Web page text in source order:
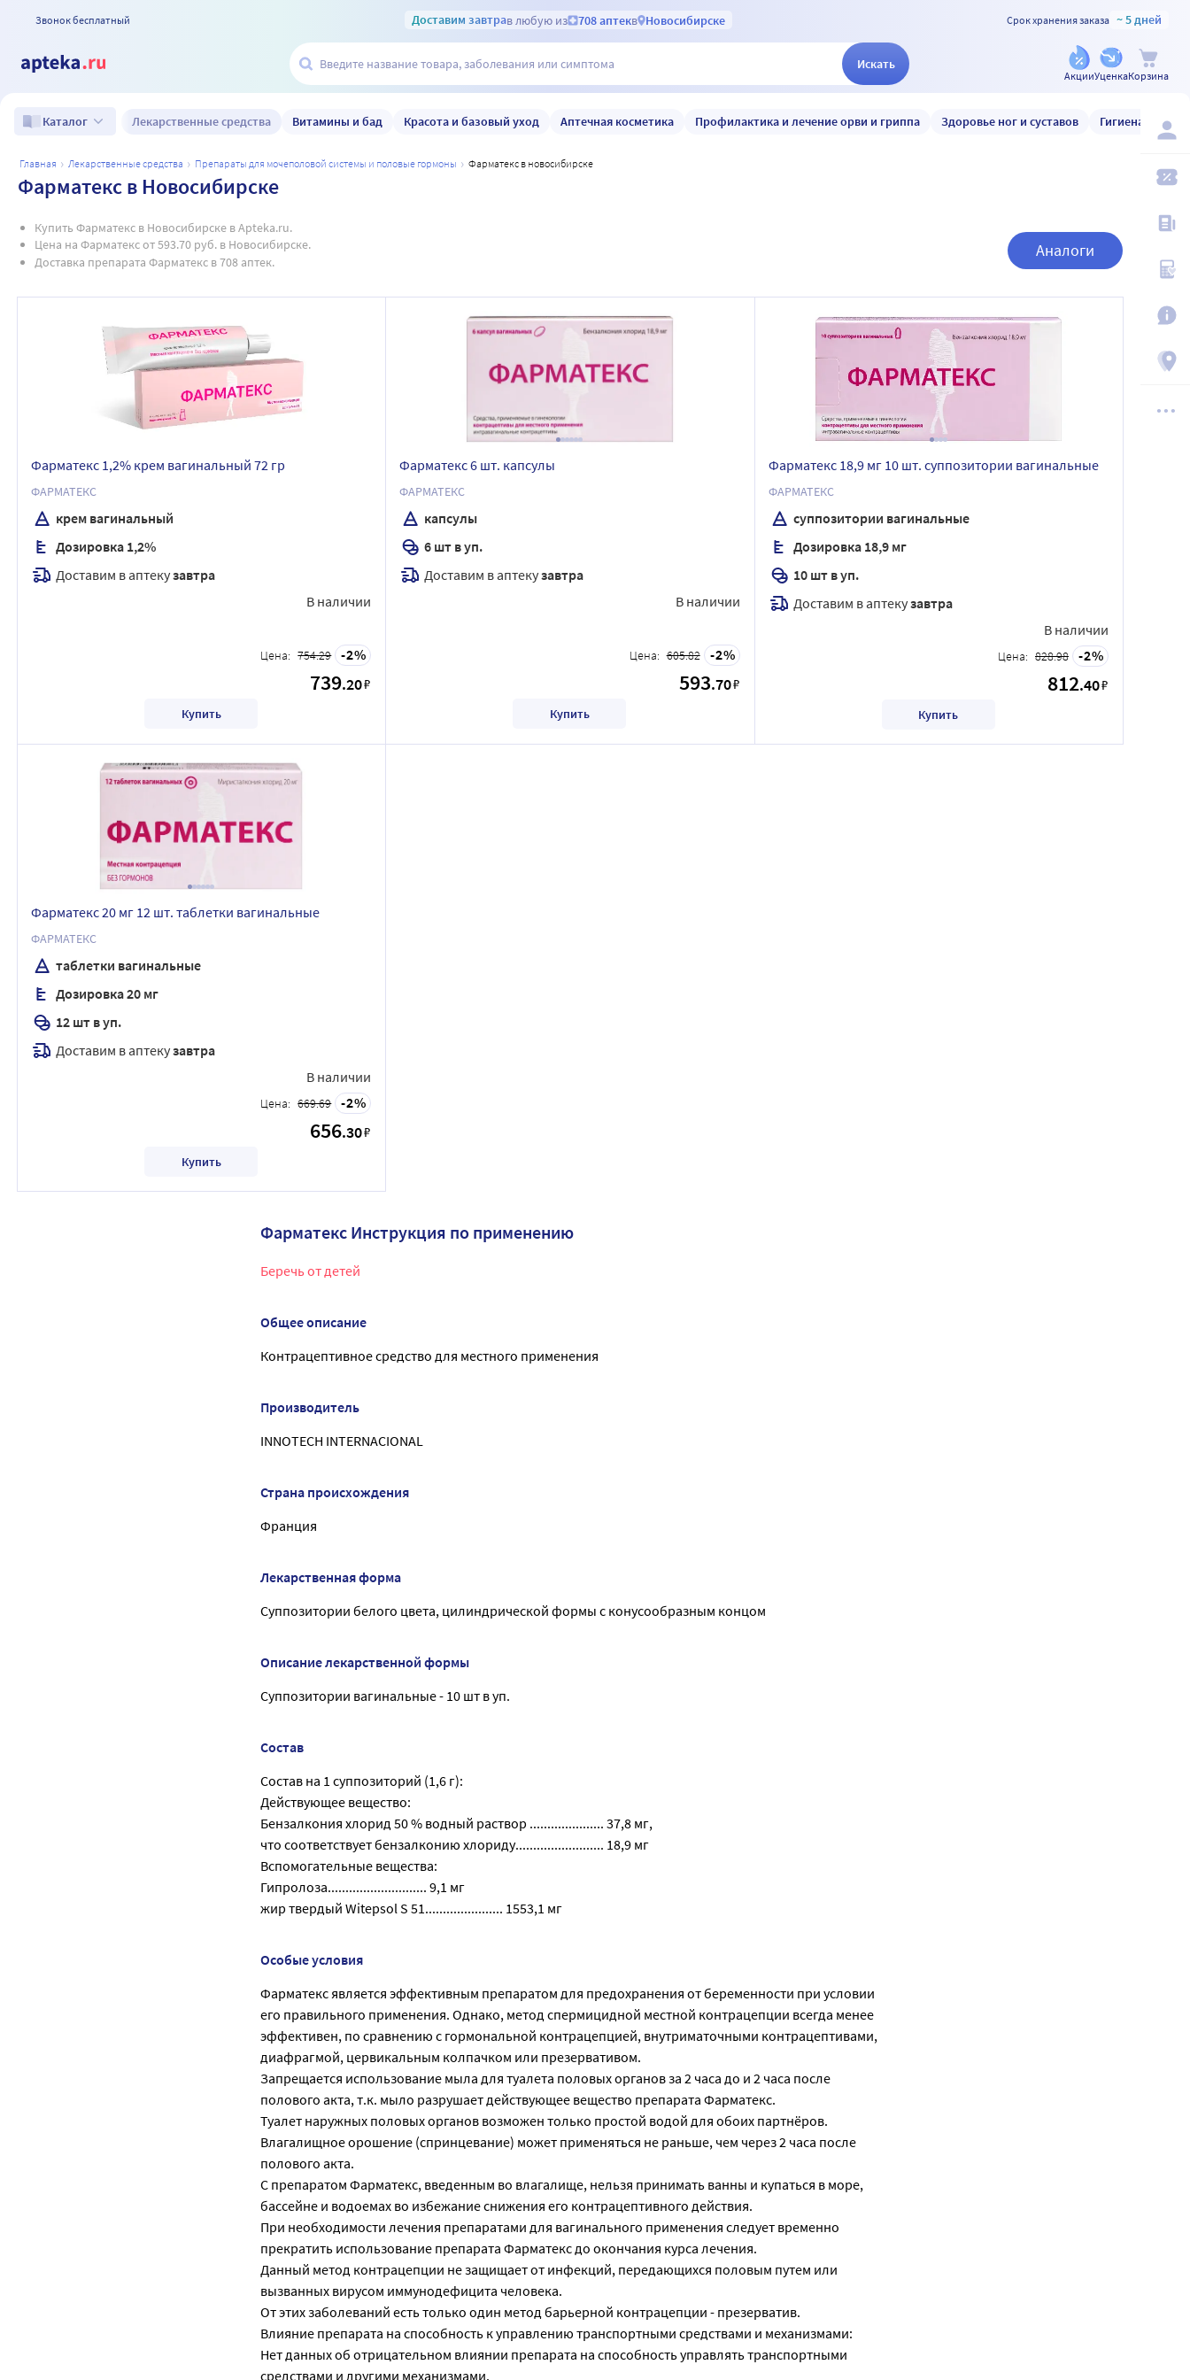
Звонок бесплатный Доставим завтрав любую из 708 аптекв Новосибирске Срок хранения заказа ~ 5 дней
Искать
АкцииУценкаКорзина
Каталог Лекарственные средства Витамины и бад Красота и базовый уход Аптечная косметика Профилактика и лечение орви и гриппа Здоровье ног и суставов Гигиена и уход
главная лекарственные средства препараты для мочеполовой системы и половые гормоны фарматекс в новосибирске
Фарматекс в Новосибирске
Купить Фарматекс в Новосибирске в Apteka.ru.
Цена на Фарматекс от 593.70 руб. в Новосибирске.
Доставка препарата Фарматекс в 708 аптек.
Аналоги
Фарматекс 1,2% крем вагинальный 72 гр
ФАРМАТЕКС
крем вагинальный
Дозировка 1,2%
Доставим в аптекузавтра
В наличии
Цена: 754.29 2
739.20₽
Купить
Фарматекс 6 шт. капсулы
ФАРМАТЕКС
капсулы
6 шт в уп.
Доставим в аптекузавтра
В наличии
Цена: 605.82 2
593.70₽
Купить
Фарматекс 18,9 мг 10 шт. суппозитории вагинальные
ФАРМАТЕКС
суппозитории вагинальные
Дозировка 18,9 мг
10 шт в уп.
Доставим в аптекузавтра
В наличии
Цена: 828.98 2
812.40₽
Купить
Фарматекс 20 мг 12 шт. таблетки вагинальные
ФАРМАТЕКС
таблетки вагинальные
Дозировка 20 мг
12 шт в уп.
Доставим в аптекузавтра
В наличии
Цена: 669.69 2
656.30₽
Купить
Фарматекс Инструкция по применению
Беречь от детей
Общее описание
Контрацептивное средство для местного применения
Производитель
INNOTECH INTERNACIONAL
Страна происхождения
Франция
Лекарственная форма
Суппозитории белого цвета, цилиндрической формы с конусообразным концом
Описание лекарственной формы
Суппозитории вагинальные - 10 шт в уп.
Состав
Состав на 1 суппозиторий (1,6 г):
Действующее вещество:
Бензалкония хлорид 50 % водный раствор ..................... 37,8 мг,
что соответствует бензалконию хлориду......................... 18,9 мг
Вспомогательные вещества:
Гипролоза............................ 9,1 мг
жир твердый Witepsol S 51...................... 1553,1 мг
Особые условия
Фарматекс является эффективным препаратом для предохранения от беременности при условии
его правильного применения. Однако, метод спермицидной местной контрацепции всегда менее
эффективен, по сравнению с гормональной контрацепцией, внутриматочными контрацептивами,
диафрагмой, цервикальным колпачком или презервативом.
Запрещается использование мыла для туалета половых органов за 2 часа до и 2 часа после
полового акта, т.к. мыло разрушает действующее вещество препарата Фарматекс.
Туалет наружных половых органов возможен только простой водой для обоих партнёров.
Влагалищное орошение (спринцевание) может применяться не раньше, чем через 2 часа после
полового акта.
С препаратом Фарматекс, введенным во влагалище, нельзя принимать ванны и купаться в море,
бассейне и водоемах во избежание снижения его контрацептивного действия.
При необходимости лечения препаратами для вагинального применения следует временно
прекратить использование препарата Фарматекс до окончания курса лечения.
Данный метод контрацепции не защищает от инфекций, передающихся половым путем или
вызванных вирусом иммунодефицита человека.
От этих заболеваний есть только один метод барьерной контрацепции - презерватив.
Влияние препарата на способность к управлению транспортными средствами и механизмами:
Нет данных об отрицательном влиянии препарата на способность управлять транспортными
средствами и другими механизмами.